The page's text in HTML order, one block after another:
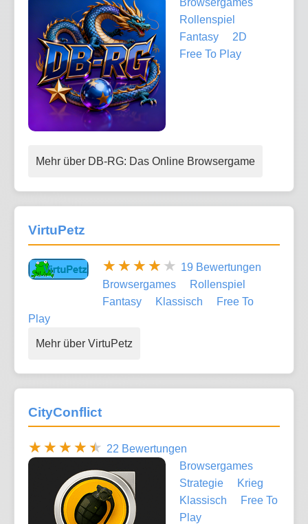
Browsergames
Rollenspiel
Fantasy
2D
Free To Play
Mehr über DB-RG: Das Online Browsergame
VirtuPetz
19 Bewertungen
Browsergames
Rollenspiel
Fantasy
Klassisch
Free To
Play
Mehr über VirtuPetz
CityConflict
22 Bewertungen
Browsergames
Strategie
Krieg
Klassisch
Free To
Play